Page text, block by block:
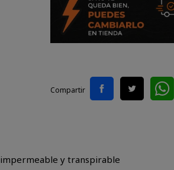
Compartir
impermeable y transpirable